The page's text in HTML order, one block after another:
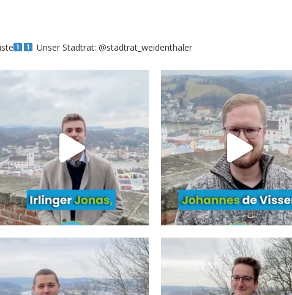
Unser Stadtrat: @stadtrat_weidenthaler